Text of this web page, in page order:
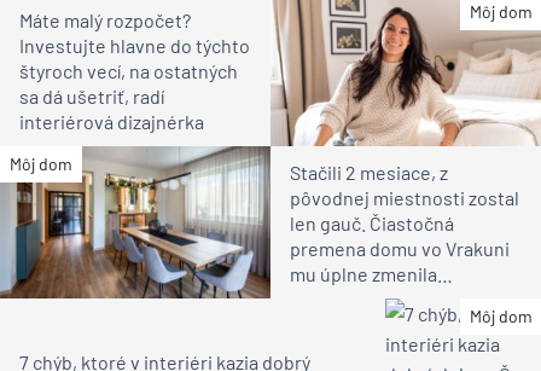
Môj dom
Máte malý rozpočet?
Investujte hlavne do týchto
štyroch vecí, na ostatných
sa dá ušetriť, radí
interiérová dizajnérka
Môj dom
Stačili 2 mesiace, z
pôvodnej miestnosti zostal
len gauč. Čiastočná
premena domu vo Vrakuni
mu úplne zmenila
atmosféru (video)
Môj dom
7 chýb, ktoré v interiéri kazia dobrý